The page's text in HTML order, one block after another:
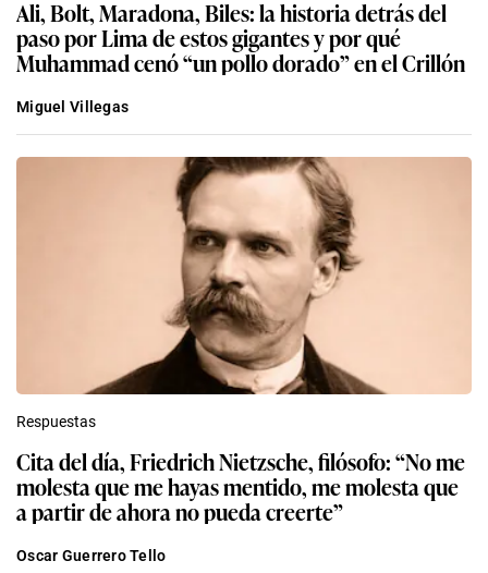
Ali, Bolt, Maradona, Biles: la historia detrás del
paso por Lima de estos gigantes y por qué
Muhammad cenó “un pollo dorado” en el Crillón
Miguel Villegas
Respuestas
Cita del día, Friedrich Nietzsche, filósofo: “No me
molesta que me hayas mentido, me molesta que
a partir de ahora no pueda creerte”
Oscar Guerrero Tello